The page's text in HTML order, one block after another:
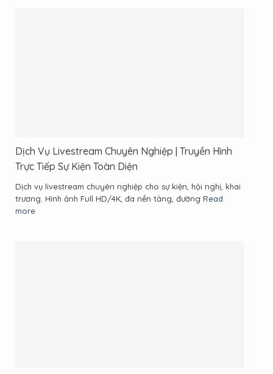
Dịch Vụ Livestream Chuyên Nghiệp | Truyền Hình
Trực Tiếp Sự Kiện Toàn Diện
Dịch vụ livestream chuyên nghiệp cho sự kiện, hội nghị, khai
trương. Hình ảnh Full HD/4K, đa nền tảng, đường Read
more